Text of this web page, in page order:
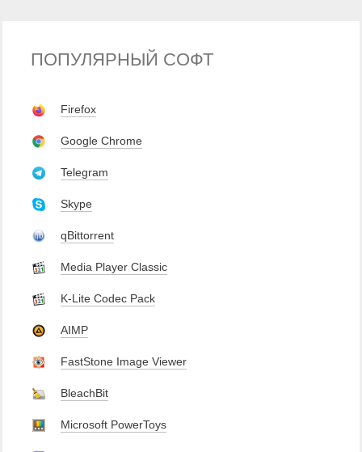
ПОПУЛЯРНЫЙ СОФТ
Firefox
Google Chrome
Telegram
Skype
qBittorrent
Media Player Classic
K-Lite Codec Pack
AIMP
FastStone Image Viewer
BleachBit
Microsoft PowerToys